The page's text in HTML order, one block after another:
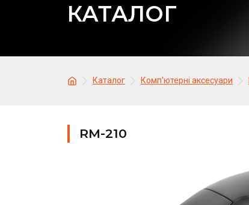
КАТАЛОГ
Каталог Комп'ютерні аксесуари
RM-210